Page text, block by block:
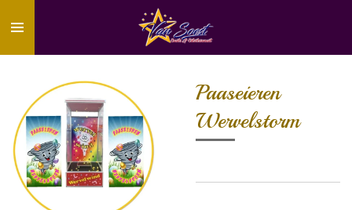
direct
hoofdinhoud
Paaseieren
Wervelstorm